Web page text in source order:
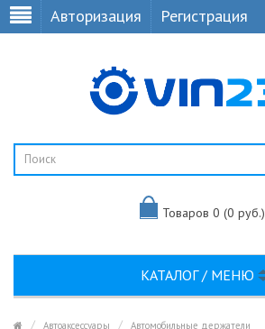
Авторизация Регистрация
Товаров 0 (0 руб.)
КАТАЛОГ / МЕНЮ
Автоаксессуары
Автомобильные держатели